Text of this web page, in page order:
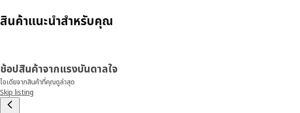
สินค้าแนะนำสำหรับคุณ
ช้อปสินค้าจากแรงบันดาลใจ
ไอเดียจากสินค้าที่คุณดูล่าสุด
Skip listing